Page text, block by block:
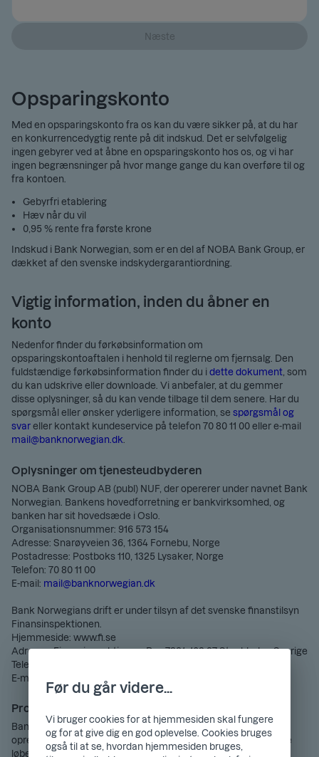
Næste
Opsparingskonto
Med en opsparingskonto fra os kan du være sikker på, at du har
en konkurrencedygtig rente på dit indskud. Det er selvfølgelig
ingen gebyrer ved at åbne en opsparingskonto hos os, og vi har
ingen begrænsninger på hvor mange gange du kan overføre til og
fra kontoen.
Gebyrfri etablering
Hæv når du vil
0,95 % rente fra første krone
Indskud i Bank Norwegian, som er en del af NOBA Bank Group, er
dækket af den svenske indskydergarantiordning.
Vigtig information, inden du åbner en
konto
Nedenfor finder du førkøbsinformation om
opsparingskontoaftalen i henhold til reglerne om fjernsalg. Den
fuldstændige førkøbsinformation finder du i dette dokument , som
du kan udskrive eller downloade. Vi anbefaler, at du gemmer
disse oplysninger, så du kan vende tilbage til dem senere. Har du
spørgsmål eller ønsker yderligere information, se spørgsmål og
svar eller kontakt kundeservice på telefon 70 80 11 00 eller e-mail
mail@banknorwegian.dk
Oplysninger om tjenesteudbyderen
NOBA Bank Group AB (publ) NUF, der opererer under navnet Bank
Norwegian. Bankens hovedforretning er bankvirksomhed, og
banken har sit hovedsæde i Oslo.
Organisationsnummer: 916 573 154
Adresse: Snarøyveien 36, 1364 Fornebu, Norge
Postadresse: Postboks 110, 1325 Lysaker, Norge
Telefon: 70 80 11 00
E-mail: mail@banknorwegian.dk
Bank Norwegians drift er under tilsyn af det svenske finanstilsyn
Finansinspektionen.
Hjemmeside: www.fi.se
Adresse: Finansinspektionen, Box 7821, 103 97 Stockholm, Sverige
Telefon: +46 8 408 980 00
E-mail: finansinspektionen@fi.se
Produkternes vigtigste egenskaber
Bank Norwegian tilbyder følgende opsparingskonti, alle uden
oprettelsesgebyr og uden minimumskrav til indskud. Aftalerne
løber på ubestemt tid og kan opsiges når som helst.
Før du går videre...
Vi bruger cookies for at hjemmesiden skal fungere
og for at give dig en god oplevelse. Cookies bruges
også til at se, hvordan hjemmesiden bruges,